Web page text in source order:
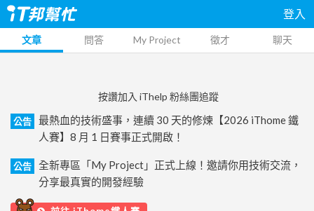
登入
文章 問答 My Project 徵才 聊天
按讚加入 iThelp 粉絲團追蹤
公告
最熱血的技術盛事，連續 30 天的修煉【2026 iThome 鐵
人賽】8 月 1 日賽事正式開啟！
公告
全新專區「My Project」正式上線！邀請你用技術交流，
分享最真實的開發經驗